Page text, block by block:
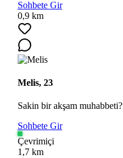
Sohbete Gir
0,9 km
Melis, 23
Sakin bir akşam muhabbeti?
Sohbete Gir
Çevrimiçi
1,7 km